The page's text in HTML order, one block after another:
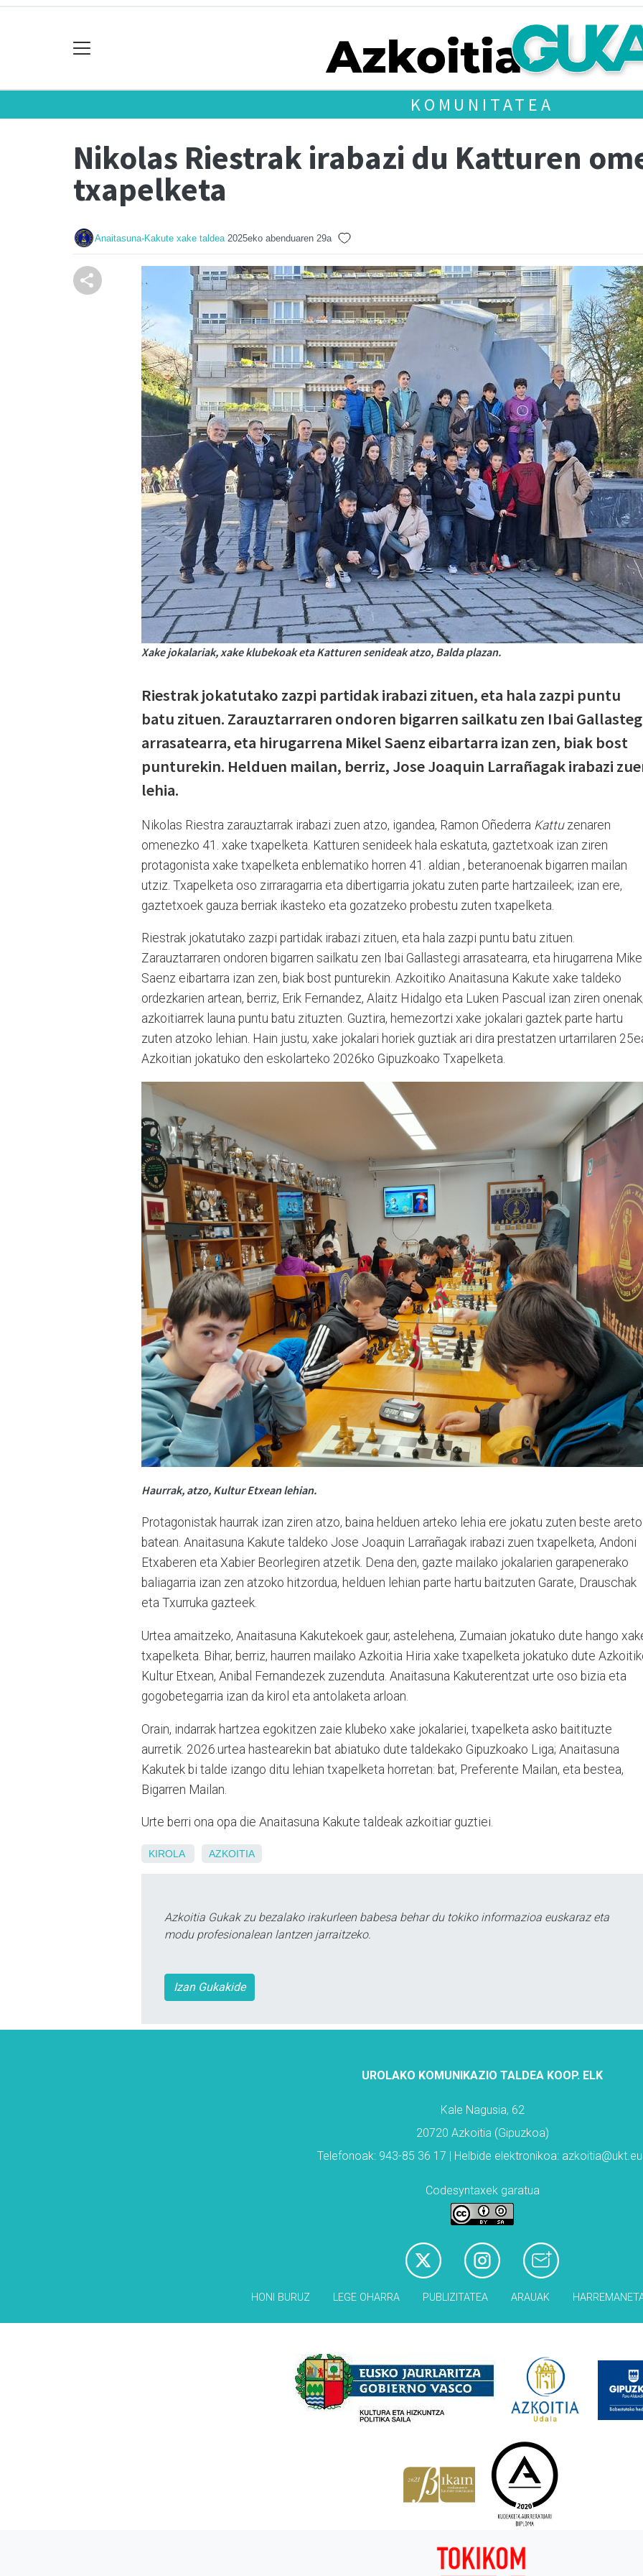
KOMUNITATEA
Nikolas Riestrak irabazi du Katturen
txapelketa
Anaitasuna-Kakute xake taldea 2025eko abenduaren 29a
Xake jokalariak, xake klubekoak eta Katturen senideak atzo, Balda plazan.
Riestrak jokatutako zazpi partidak irabazi zituen, eta hala zazpi puntu
batu zituen. Zarauztarraren ondoren bigarren sailkatu zen Ibai
arrasatearra, eta hirugarrena Mikel Saenz eibartarra izan zen, biak bost
punturekin. Helduen mailan, berriz, Jose Joaquin Larrañagak irabazi
lehia.
Nikolas Riestra zarauztarrak irabazi zuen atzo, igandea, Ramon Oñederra Kattuzenaren
omenezko 41. xake txapelketa. Katturen senideek hala eskatuta, gaztetxoak izan ziren
protagonista xake txapelketa enblematiko horren 41. aldian , beteranoenak bigarren mailan
utziz. Txapelketa oso zirraragarria eta dibertigarria jokatu zuten parte hartzaileek; izan ere,
gaztetxoek gauza berriak ikasteko eta gozatzeko probestu zuten txapelketa.
Riestrak jokatutako zazpi partidak irabazi zituen, eta hala zazpi puntu batu zituen.
Zarauztarraren ondoren bigarren sailkatu zen Ibai Gallastegi arrasatearra, eta hirugarrena
Saenz eibartarra izan zen, biak bost punturekin. Azkoitiko Anaitasuna Kakute xake taldeko
ordezkarien artean, berriz, Erik Fernandez, Alaitz Hidalgo eta Luken Pascual izan ziren
azkoitiarrek launa puntu batu zituzten. Guztira, hemezortzi xake jokalari gaztek parte hartu
zuten atzoko lehian. Hain justu, xake jokalari horiek guztiak ari dira prestatzen urtarrilaren
Azkoitian jokatuko den eskolarteko 2026ko Gipuzkoako Txapelketa.
Haurrak, atzo, Kultur Etxean lehian.
Protagonistak haurrak izan ziren atzo, baina helduen arteko lehia ere jokatu zuten beste areto
batean. Anaitasuna Kakute taldeko Jose Joaquin Larrañagak irabazi zuen txapelketa, Andoni
Etxaberen eta Xabier Beorlegiren atzetik. Dena den, gazte mailako jokalarien garapenerako
baliagarria izan zen atzoko hitzordua, helduen lehian parte hartu baitzuten Garate, Drauschak
eta Txurruka gazteek.
Urtea amaitzeko, Anaitasuna Kakutekoek gaur, astelehena, Zumaian jokatuko dute hango
txapelketa. Bihar, berriz, haurren mailako Azkoitia Hiria xake txapelketa jokatuko dute
Kultur Etxean, Anibal Fernandezek zuzenduta. Anaitasuna Kakuterentzat urte oso bizia eta
gogobetegarria izan da kirol eta antolaketa arloan.
Orain, indarrak hartzea egokitzen zaie klubeko xake jokalariei, txapelketa asko baitituzte
aurretik. 2026.urtea hastearekin bat abiatuko dute taldekako Gipuzkoako Liga; Anaitasuna
Kakutek bi talde izango ditu lehian txapelketa horretan: bat, Preferente Mailan, eta bestea,
Bigarren Mailan.
Urte berri ona opa die Anaitasuna Kakute taldeak azkoitiar guztiei.
KIROLA AZKOITIA
Azkoitia Gukak zu bezalako irakurleen babesa behar du tokiko informazioa euskaraz eta
modu profesionalean lantzen jarraitzeko.
Izan Gukakide
UROLAKO KOMUNIKAZIO TALDEA KOOP. ELK
Kale Nagusia, 62
20720 Azkoitia (Gipuzkoa)
Telefonoak: 943-85 36 17 | Helbide elektronikoa:
Codesyntaxek garatua
HONI BURUZ LEGE OHARRA PUBLIZITATEA ARAUAK